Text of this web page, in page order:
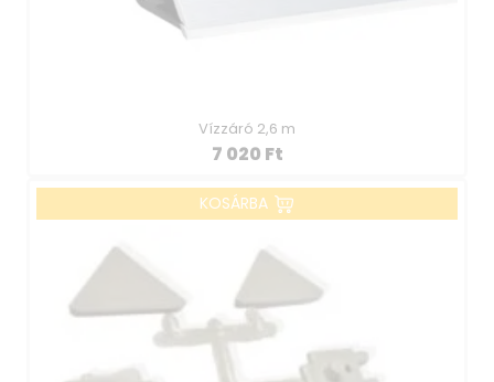
Vízzáró 2,6 m
7 020 Ft
KOSÁRBA